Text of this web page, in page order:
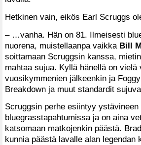
Hetkinen vain, eikös Earl Scruggs
– …vanha. Hän on 81. Ilmeisesti
nuorena, muistellaanpa vaikka Bill
soittamaan Scruggsin kanssa,
mahtaa sujua. Kyllä hänellä on vielä
vuosikymmenien jälkeenkin ja
Breakdown ja muut standardit
Scruggsin perhe esiintyy
bluegrasstapahtumissa ja on aina
katsomaan matkojenkin päästä.
kunnia päästä lavalle alan legendan